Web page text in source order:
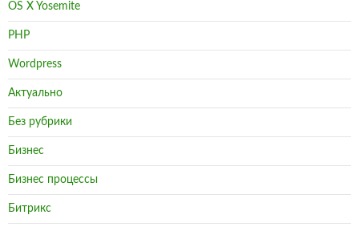
OS X Yosemite
PHP
Wordpress
Актуально
Без рубрики
Бизнес
Бизнес процессы
Битрикс